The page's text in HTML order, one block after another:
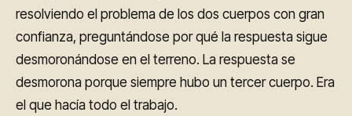
resolviendo el problema de los dos cuerpos con gran
confianza, preguntándose por qué la respuesta sigue
desmoronándose en el terreno. La respuesta se
desmorona porque siempre hubo un tercer cuerpo. Era
el que hacía todo el trabajo.